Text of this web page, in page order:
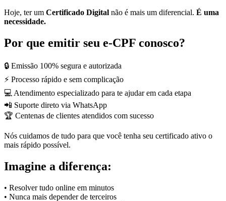
Hoje, ter um Certificado Digital não é mais um diferencial. É uma
necessidade.
Por que emitir seu e-CPF conosco?
🔒 Emissão 100% segura e autorizada
⚡ Processo rápido e sem complicação
💻 Atendimento especializado para te ajudar em cada etapa
📲 Suporte direto via WhatsApp
🏆 Centenas de clientes atendidos com sucesso
Nós cuidamos de tudo para que você tenha seu certificado ativo o
mais rápido possível.
Imagine a diferença:
• Resolver tudo online em minutos
• Nunca mais depender de terceiros